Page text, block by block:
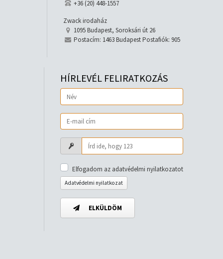
+36 (20) 448-1557
Zwack irodaház
1095 Budapest, Soroksári út 26
Postacím: 1463 Budapest Postafiók: 905
HÍRLEVÉL FELIRATKOZÁS
Elfogadom az adatvédelmi nyilatkozatot
Adatvédelmi nyilatkozat
ELKÜLDÖM